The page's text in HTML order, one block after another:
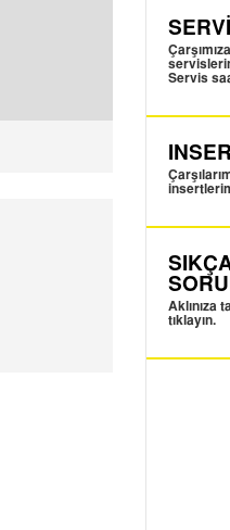
Servis
Aklınıza
tıklayın.